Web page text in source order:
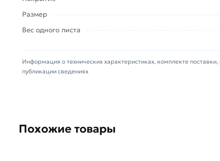
нажмите на кнопку
. Также
Москве и области. Наши профессиональные
(наличие чека обязательно).
Размер
Вес одного листа
Информация о технических характеристиках, комплекте
публикации сведениях
Похожие товары